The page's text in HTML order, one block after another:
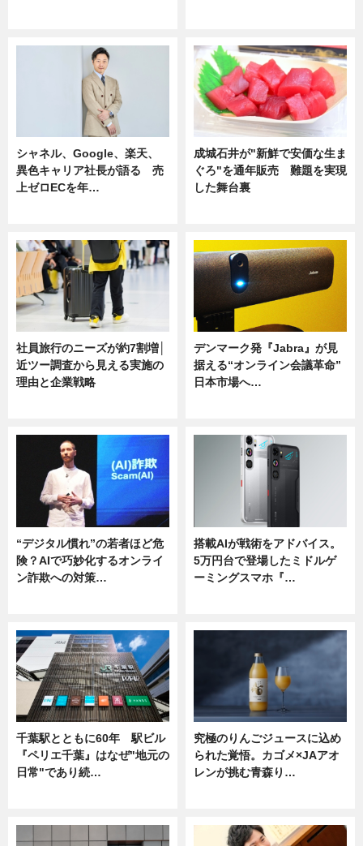
シャネル、Google、楽天、
異色キャリア社長が語る 売
上ゼロECを年…
成城石井が"新鮮で安価な生ま
ぐろ"を通年販売 難題を実現
した舞台裏
社員旅行のニーズが約7割増│
近ツー調査から見える実施の
理由と企業戦略
デンマーク発『Jabra』が見
据える“オンライン会議革命”
日本市場へ…
“デジタル慣れ”の若者ほど危
険？AIで巧妙化するオンライ
ン詐欺への対策…
搭載AIが戦術をアドバイス。
5万円台で登場したミドルゲ
ーミングスマホ『…
千葉駅とともに60年 駅ビル
『ペリエ千葉』はなぜ"地元の
日常"であり続…
究極のりんごジュースに込め
られた覚悟。カゴメ×JAアオ
レンが挑む青森り…